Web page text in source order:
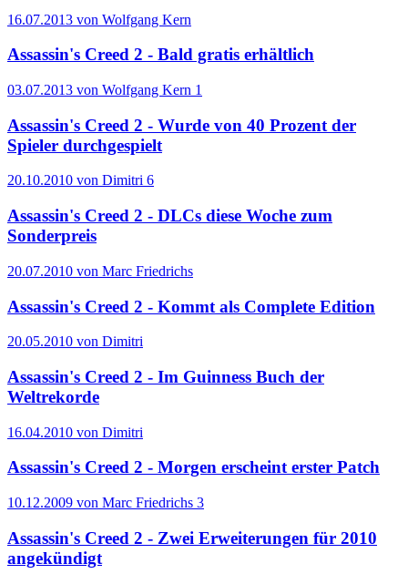
16.07.2013 von Wolfgang Kern
Assassin's Creed 2 - Bald gratis erhältlich
03.07.2013 von Wolfgang Kern 1
Assassin's Creed 2 - Wurde von 40 Prozent der
Spieler durchgespielt
20.10.2010 von Dimitri 6
Assassin's Creed 2 - DLCs diese Woche zum
Sonderpreis
20.07.2010 von Marc Friedrichs
Assassin's Creed 2 - Kommt als Complete Edition
20.05.2010 von Dimitri
Assassin's Creed 2 - Im Guinness Buch der
Weltrekorde
16.04.2010 von Dimitri
Assassin's Creed 2 - Morgen erscheint erster Patch
10.12.2009 von Marc Friedrichs 3
Assassin's Creed 2 - Zwei Erweiterungen für 2010
angekündigt